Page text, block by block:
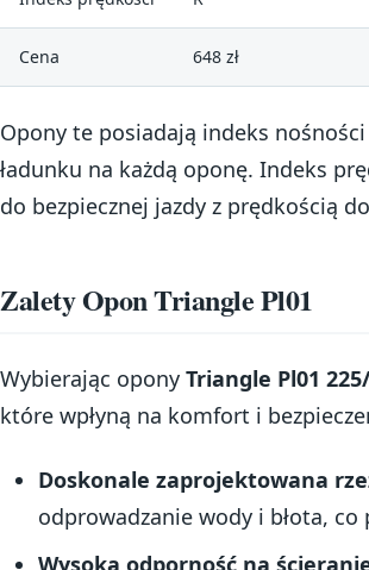
Cena 648 zł
Opony te posiadają indeks
ładunku na każdą oponę. Indeks
do bezpiecznej jazdy z prędkością
Zalety Opon Triangle Pl01
Wybierając opony Triangle Pl01
które wpłyną na komfort i
Doskonale zaprojektowana
odprowadzanie wody i błota, co
Wysoka odporność na